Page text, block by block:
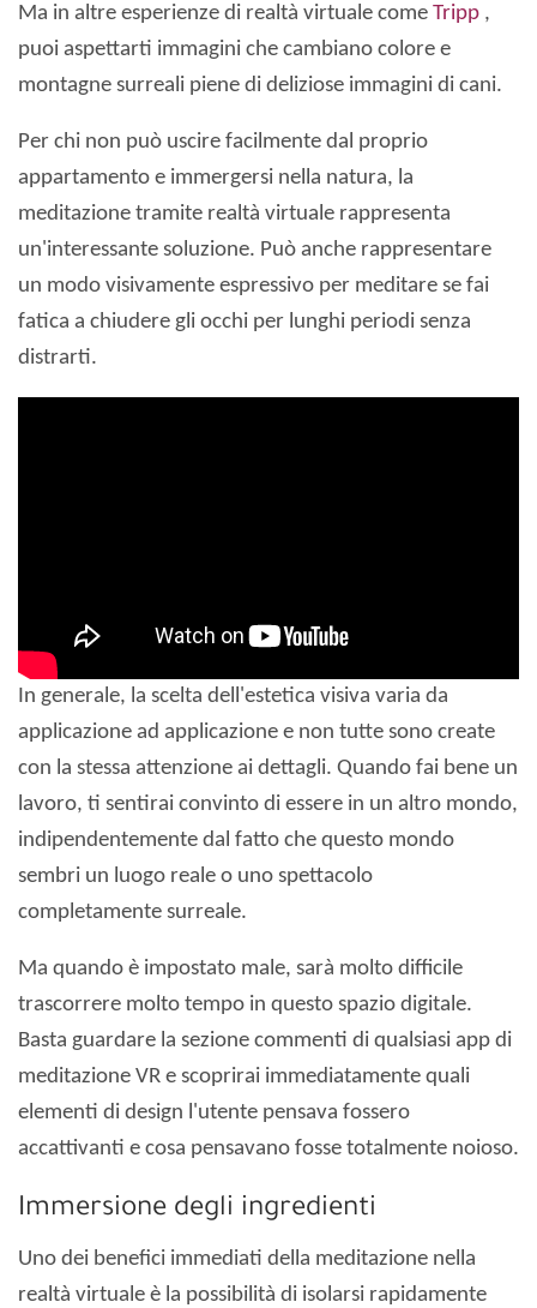
Ma in altre esperienze di realtà virtuale come Tripp ,
puoi aspettarti immagini che cambiano colore e
montagne surreali piene di deliziose immagini di cani.
Per chi non può uscire facilmente dal proprio
appartamento e immergersi nella natura, la
meditazione tramite realtà virtuale rappresenta
un'interessante soluzione. Può anche rappresentare
un modo visivamente espressivo per meditare se fai
fatica a chiudere gli occhi per lunghi periodi senza
distrarti.
In generale, la scelta dell'estetica visiva varia da
applicazione ad applicazione e non tutte sono create
con la stessa attenzione ai dettagli. Quando fai bene un
lavoro, ti sentirai convinto di essere in un altro mondo,
indipendentemente dal fatto che questo mondo
sembri un luogo reale o uno spettacolo
completamente surreale.
Ma quando è impostato male, sarà molto difficile
trascorrere molto tempo in questo spazio digitale.
Basta guardare la sezione commenti di qualsiasi app di
meditazione VR e scoprirai immediatamente quali
elementi di design l'utente pensava fossero
accattivanti e cosa pensavano fosse totalmente noioso.
Immersione degli ingredienti
Uno dei benefici immediati della meditazione nella
realtà virtuale è la possibilità di isolarsi rapidamente